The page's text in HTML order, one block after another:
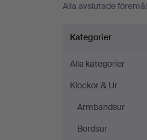
Alla avslutade föremål
Väggur
på
Crafoord
Auktioner
Kategorier
Alla kategorier
Klockor & Ur
Armbandsur
Bordsur